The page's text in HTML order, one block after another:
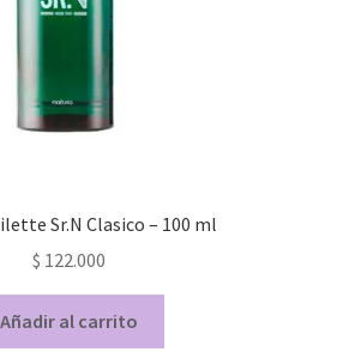
Sr.N Clasico – 100 ml
$ 122.000
Añadir al carrito